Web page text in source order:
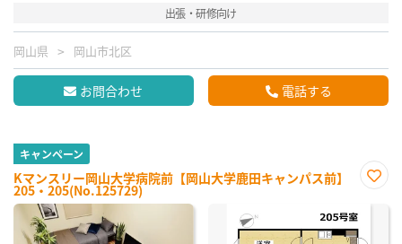
出張・研修向け
岡山県 岡山市北区
お問合わせ 電話する
キャンペーン
Kマンスリー岡山大学病院前【岡山大学鹿田キャンパス前】
205・205(No.125729)
に入
録